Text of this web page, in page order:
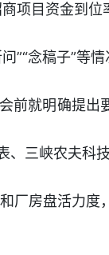
项目资金到
”“念稿子”等
前就明确提出
三峡农夫科
房盘活力度